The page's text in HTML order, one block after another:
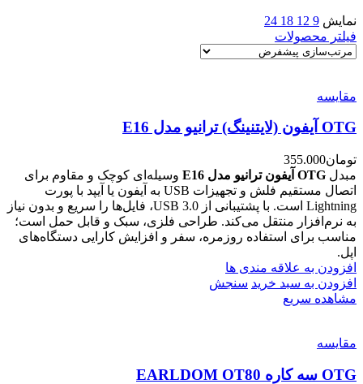
نمایش 9
12
18
24
فیلتر محصولات
مقایسه
OTG آیفون (لایتنینگ) ترانیو مدل E16
تومان355.000
مبدل OTG آیفون ترانیو مدل E16
وسیله‌ای کوچک و مقاوم برای
اتصال مستقیم فلش و تجهیزات USB به آیفون یا آیپد با پورت
Lightning است. با پشتیبانی از USB 3.0، فایل‌ها را سریع و بدون نیاز
به نرم‌افزار منتقل می‌کند. طراحی فلزی، سبک و قابل حمل است؛
مناسب برای استفاده روزمره، سفر و افزایش کارایی دستگاه‌های
اپل.
افزودن به علاقه مندی ها
افزودن به سبد خرید سنجش
مشاهده سریع
مقایسه
OTG سه کاره EARLDOM OT80